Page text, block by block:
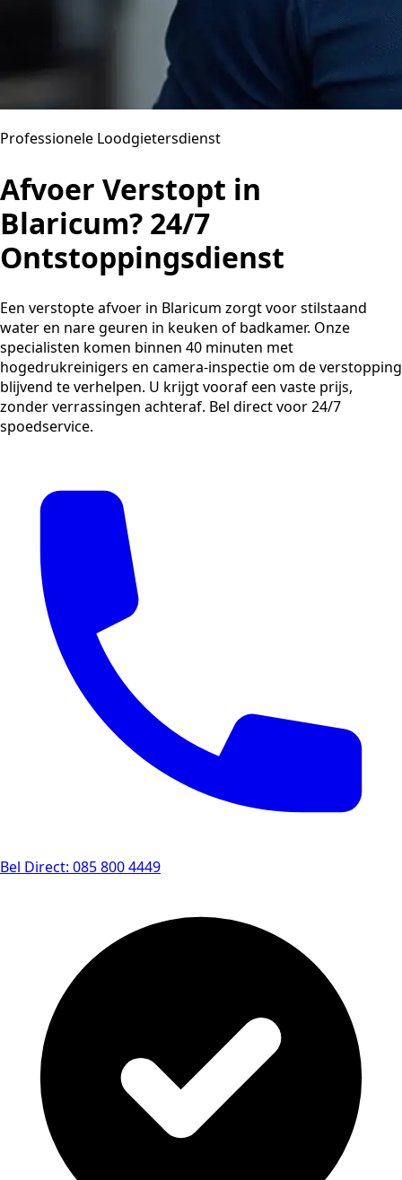
Professionele Loodgietersdienst
Afvoer Verstopt in
Blaricum? 24/7
Ontstoppingsdienst
Een verstopte afvoer in Blaricum zorgt voor stilstaand
water en nare geuren in keuken of badkamer. Onze
specialisten komen binnen 40 minuten met
hogedrukreinigers en camera-inspectie om de verstopping
blijvend te verhelpen. U krijgt vooraf een vaste prijs,
zonder verrassingen achteraf. Bel direct voor 24/7
spoedservice.
Bel Direct: 085 800 4449